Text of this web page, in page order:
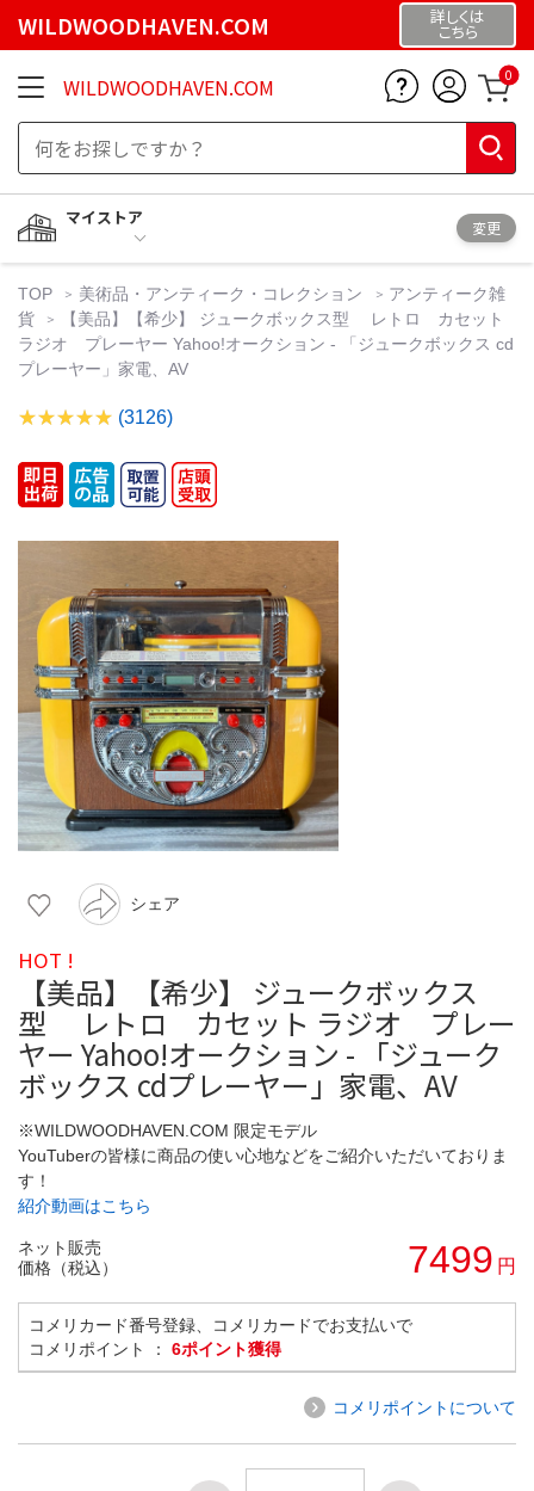
WILDWOODHAVEN.COM 詳しくは
こちら
WILDWOODHAVEN.COM 0
マイストア
変更
TOP 美術品・アンティーク・コレクション
アンティーク雑
貨
【美品】【希少】 ジュークボックス型 レトロ カセット
ラジオ プレーヤー Yahoo!オークション - 「ジュークボックス cd
プレーヤー」家電、AV
(3126)
シェア
HOT !
【美品】【希少】 ジュークボックス
型 レトロ カセット ラジオ プレー
ヤー Yahoo!オークション - 「ジューク
ボックス cdプレーヤー」家電、AV
※WILDWOODHAVEN.COM 限定モデル
YouTuberの皆様に商品の使い心地などをご紹介いただいておりま
す！
紹介動画はこちら
ネット販売
価格（税込）
7499 円
コメリカード番号登録、コメリカードでお支払いで
コメリポイント ： 6ポイント獲得
コメリポイントについて